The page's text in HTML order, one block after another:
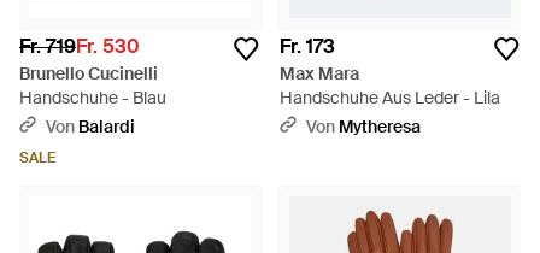
Fr. 719Fr. 530
Brunello Cucinelli
Handschuhe - Blau
Von Balardi
SALE
Fr. 173
Max Mara
Handschuhe Aus Leder - Lila
Von Mytheresa